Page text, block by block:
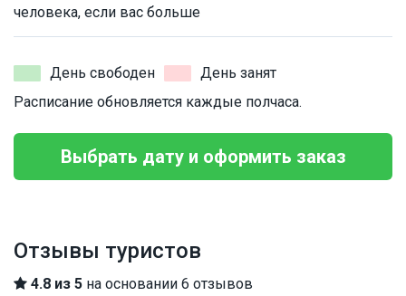
человека, если вас больше
День свободен
День занят
Расписание обновляется каждые полчаса.
Выбрать дату и оформить заказ
Отзывы туристов
4.8 из 5 на основании 6 отзывов